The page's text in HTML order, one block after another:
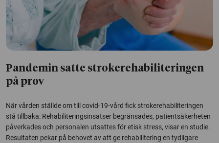
Pandemin satte strokerehabiliteringen
på prov
När vården ställde om till covid-19-vård fick strokerehabiliteringen
stå tillbaka: Rehabiliteringsinsatser begränsades, patientsäkerheten
påverkades och personalen utsattes för etisk stress, visar en studie.
Resultaten pekar på behovet av att ge rehabilitering en tydligare